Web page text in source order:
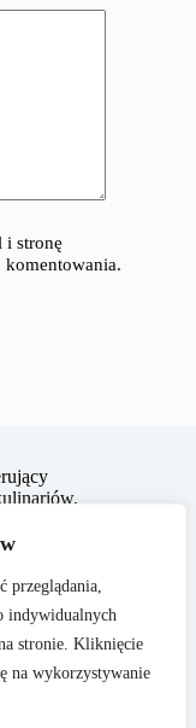
przeglądania,
indywidualnych
stronie. Kliknięcie
na wykorzystywanie
i stronę
komentowania.